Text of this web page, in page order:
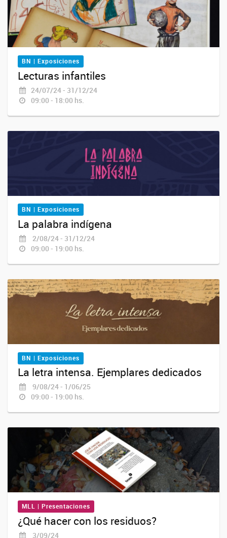
BN | Exposiciones
Lecturas infantiles
24/07/24 - 31/12/24
09:00 - 18:00 hs.
BN | Exposiciones
La palabra indígena
2/08/24 - 31/12/24
09:00 - 19:00 hs.
BN | Exposiciones
La letra intensa. Ejemplares dedicados
9/08/24 - 1/06/25
09:00 - 19:00 hs.
MLL | Presentaciones
¿Qué hacer con los residuos?
3/09/24